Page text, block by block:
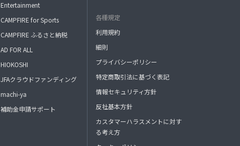
Entertainment
CAMPFIRE for Sports
CAMPFIRE ふるさと納税
AD FOR ALL
HIOKOSHI
JFAクラウドファンディング
machi-ya
補助金申請サポート
各種規定
利用規約
細則
プライバシーポリシー
特定商取引法に基づく表記
情報セキュリティ方針
反社基本方針
カスタマーハラスメントに対す
る考え方